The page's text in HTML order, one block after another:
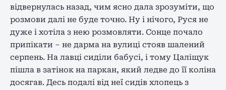
відвернулась назад, чим ясно дала зрозуміти, що
розмови далі не буде точно. Ну і нічого, Руся не
дуже і хотіла з нею розмовляти. Сонце почало
припікати – не дарма на вулиці стояв шалений
серпень. На лавці сиділи бабусі, і тому Цаліщук
пішла в затінок на паркан, який ледве до її коліна
досягав. Десь подалі від неї сидів хлопець з